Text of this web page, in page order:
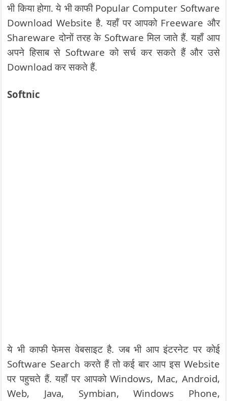
भी किया होगा. ये भी काफी Popular Computer Software
Download Website है. यहाँ पर आपको Freeware और
Shareware दोनों तरह के Software मिल जाते हैं. यहाँ आप
अपने हिसाब से Software को सर्च कर सकते हैं और उसे
Download कर सकते हैं.
Softnic
ये भी काफी फेमस वेबसाइट है. जब भी आप इंटरनेट पर कोई
Software Search करते हैं तो कई बार आप इस Website
पर पहुचते हैं. यहाँ पर आपको Windows, Mac, Android,
Web, Java, Symbian, Windows Phone,